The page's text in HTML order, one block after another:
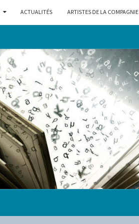
ACTUALITÉS ARTISTES DE LA COMPAGNIE